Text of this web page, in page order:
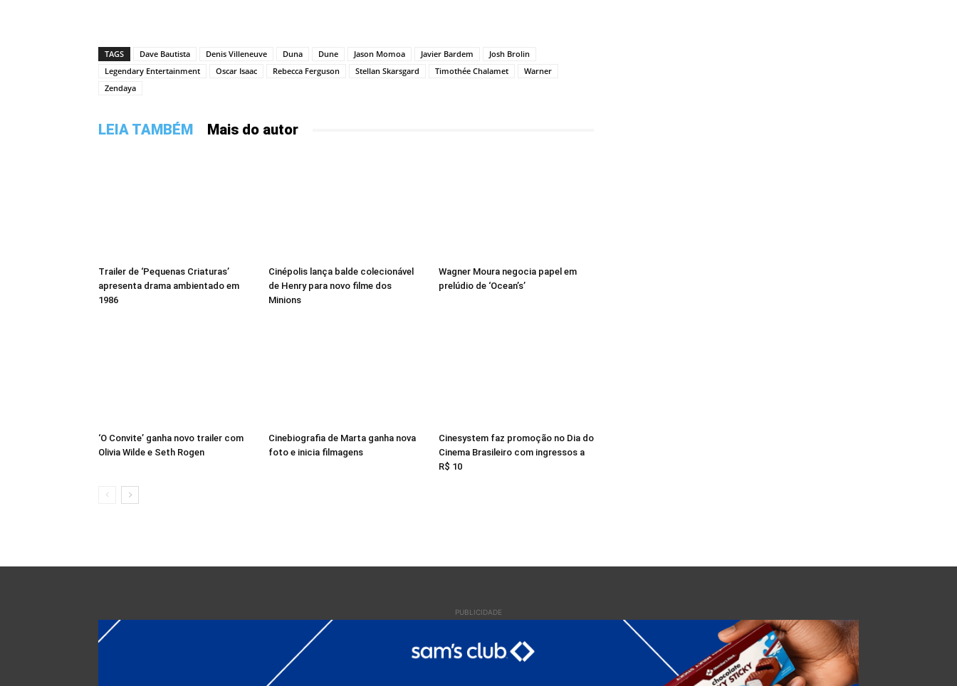
TAGS Dave Bautista Denis Villeneuve Duna Dune Jason Momoa Javier Bardem
Josh Brolin
Legendary Entertainment
Oscar Isaac Rebecca Ferguson Stellan Skarsgard Timothée Chalamet
Warner
Zendaya
LEIA TAMBÉM Mais do autor
Trailer de ‘Pequenas Criaturas’
apresenta drama ambientado em
1986
Cinépolis lança balde colecionável
de Henry para novo filme dos
Minions
Wagner Moura negocia papel em
prelúdio de ‘Ocean’s’
‘O Convite’ ganha novo trailer com
Olivia Wilde e Seth Rogen
Cinebiografia de Marta ganha nova
foto e inicia filmagens
Cinesystem faz promoção no Dia do
Cinema Brasileiro com ingressos a
R$ 10
PUBLICIDADE